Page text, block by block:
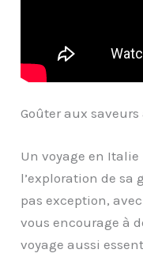
Goûter aux
Un voyage en
l’exploration de sa
pas exception,
vous encourage à
voyage aussi